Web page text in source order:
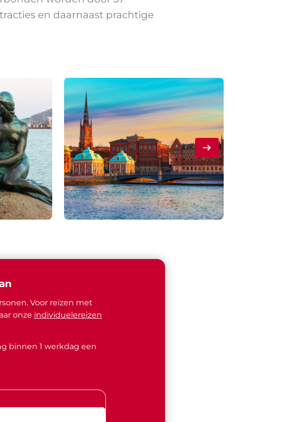
en daarnaast prachtige
Voor reizen met
onze individuelereizen
binnen 1 werkdag een